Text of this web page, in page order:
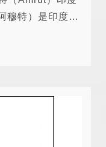
一，成立於
）。阿